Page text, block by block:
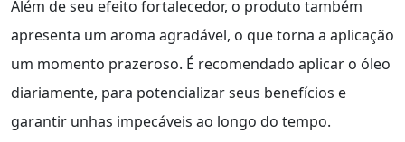
Além de seu efeito fortalecedor, o produto também
apresenta um aroma agradável, o que torna a aplicação
um momento prazeroso. É recomendado aplicar o óleo
diariamente, para potencializar seus benefícios e
garantir unhas impecáveis ao longo do tempo.